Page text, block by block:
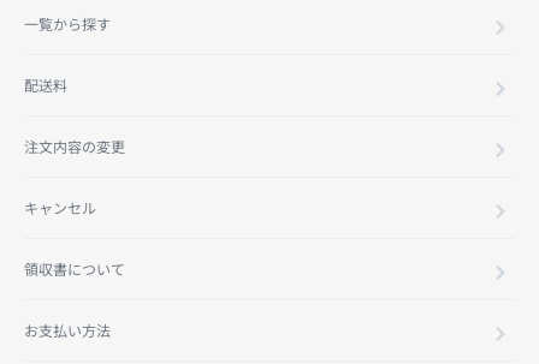
一覧から探す
配送料
注文内容の変更
キャンセル
領収書について
お支払い方法